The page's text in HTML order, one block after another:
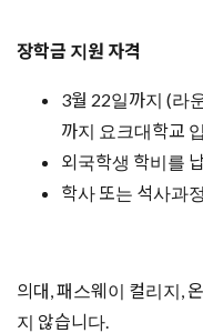
장학금 지원 자격
3월 22일까지 (라
까지 요크대학교
외국학생 학비를
학사 또는 석사과
의대, 패스웨이 컬리지,
지 않습니다.